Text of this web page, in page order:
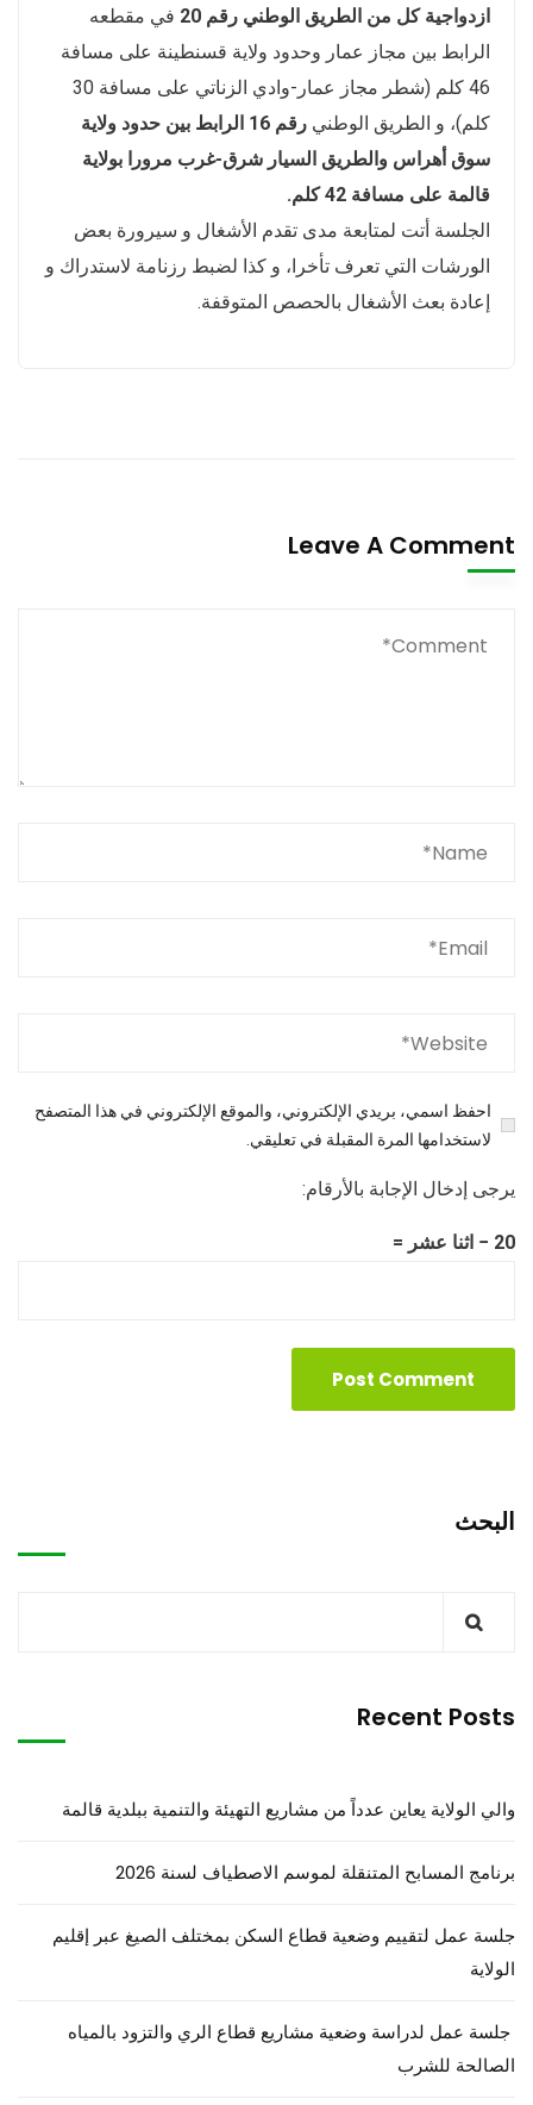
ازدواجية كل من الطريق الوطني رقم 20 في مقطعه
الرابط بين مجاز عمار وحدود ولاية قسنطينة على مسافة
46 كلم (شطر مجاز عمار-وادي الزناتي على مسافة 30
كلم)، و الطريق الوطني
رقم 16 الرابط بين حدود ولاية
سوق أهراس والطريق السيار شرق-غرب مرورا بولاية
قالمة على مسافة 42 كلم.
الجلسة أتت لمتابعة مدى تقدم الأشغال و سيرورة بعض
الورشات التي تعرف تأخرا، و كذا لضبط رزنامة لاستدراك و
إعادة بعث الأشغال بالحصص المتوقفة.
Leave A Comment
احفظ اسمي، بريدي الإلكتروني، والموقع الإلكتروني في هذا المتصفح
لاستخدامها المرة المقبلة في تعليقي.
يرجى إدخال الإجابة بالأرقام:
20 − اثنا عشر =
البحث
Recent Posts
والي الولاية يعاين عدداً من مشاريع التهيئة والتنمية ببلدية قالمة
برنامج المسابح المتنقلة لموسم الاصطياف لسنة 2026
جلسة عمل لتقييم وضعية قطاع السكن بمختلف الصيغ عبر إقليم
الولاية
جلسة عمل لدراسة وضعية مشاريع قطاع الري والتزود بالمياه
الصالحة للشرب